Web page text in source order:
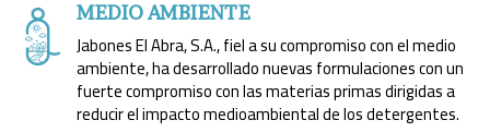
MEDIO AMBIENTE
Jabones El Abra, S.A., fiel a su compromiso con el medio
ambiente, ha desarrollado nuevas formulaciones con un
fuerte compromiso con las materias primas dirigidas a
reducir el impacto medioambiental de los detergentes.